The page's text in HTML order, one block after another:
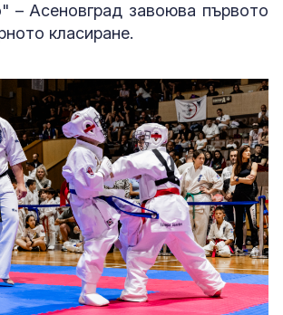
Асеновград завоюва първото
класиране.